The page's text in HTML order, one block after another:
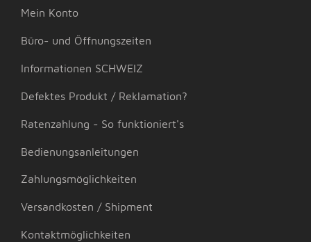
Mein Konto
Büro- und Öffnungszeiten
Informationen SCHWEIZ
Defektes Produkt / Reklamation?
Ratenzahlung - So funktioniert's
Bedienungsanleitungen
Zahlungsmöglichkeiten
Versandkosten / Shipment
Kontaktmöglichkeiten